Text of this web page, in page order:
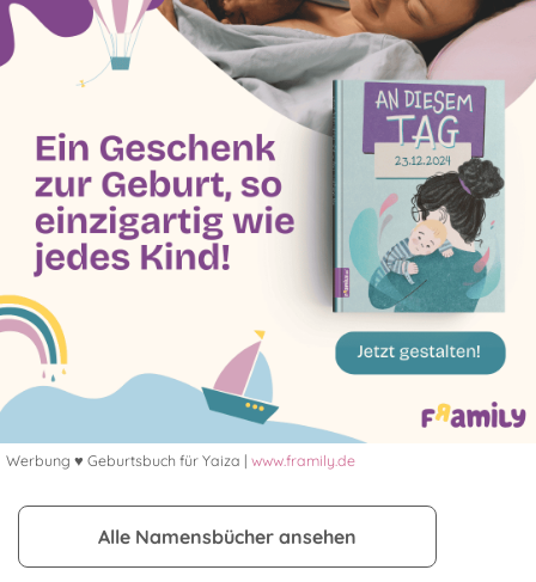
Werbung ♥ Geburtsbuch für Yaiza | www.framily.de
Alle Namensbücher ansehen